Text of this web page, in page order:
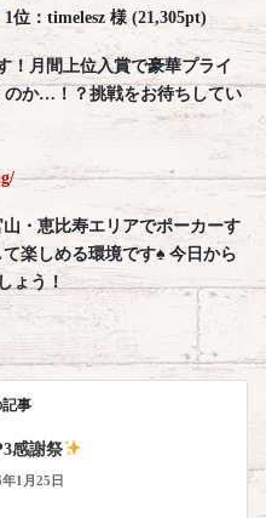
1位：timelesz 様 (21,305pt)
！月間上位入賞で豪華プライ
のか…！？挑戦をお待ちしてい
・恵比寿エリアでポーカーす
楽しめる環境です♠️ 今日から
ょう！
事
感謝祭
1月25日